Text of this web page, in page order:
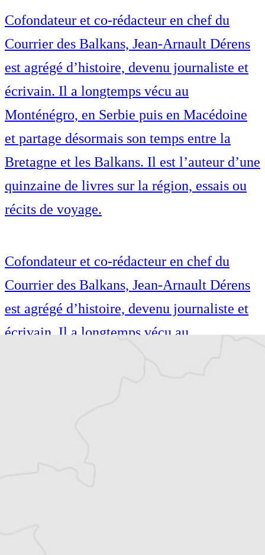
Cofondateur et co-rédacteur en chef du
Courrier des Balkans, Jean-Arnault Dérens
est agrégé d’histoire, devenu journaliste et
écrivain. Il a longtemps vécu au
Monténégro, en Serbie puis en Macédoine
et partage désormais son temps entre la
Bretagne et les Balkans. Il est l’auteur d’une
quinzaine de livres sur la région, essais ou
récits de voyage.
Cofondateur et co-rédacteur en chef du
Courrier des Balkans, Jean-Arnault Dérens
est agrégé d’histoire, devenu journaliste et
écrivain. Il a longtemps vécu au